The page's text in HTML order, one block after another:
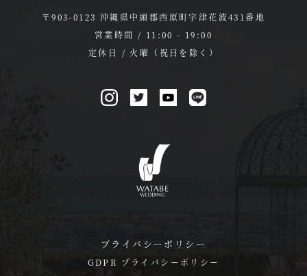
〒903-0123 沖縄県中頭郡西原町字津花波431番地
営業時間 / 11:00 - 19:00
定休日 / 火曜（祝日を除く）
プライバシーポリシー
GDPR プライバシーポリシー